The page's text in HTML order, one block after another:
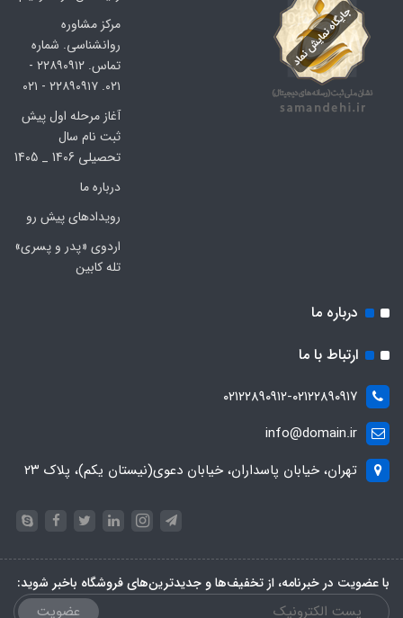
مرکز مشاوره
روانشناسی. شماره
تماس. ۲۲۸۹۰۹۱۲ -
۰۲۱. ۲۲۸۹۰۹۱۷ - ۰۲۱
آغاز مرحله اول پیش
ثبت نام سال
تحصیلی 1406 _ 1405
درباره ما
رویدادهای پیش رو
اردوی «پدر و پسری»
تله کابین
درباره ما
ارتباط با ما
۰۲۱۲۲۸۹۰۹۱۲-۰۲۱۲۲۸۹۰۹۱۷
info@domain.ir
تهران، خیابان پاسداران، خیابان دعوی(نیستان یکم)، پلاک ۲۳
با عضویت در خبرنامه، از تخفیف‌ها و جدیدترین‌های فروشگاه باخبر شوید:
عضویت